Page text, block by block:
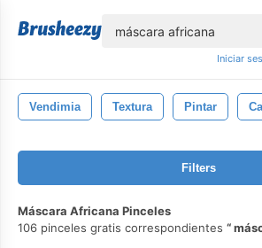
Iniciar
Vendimia Textura Pintar
Filters
Máscara Africana Pinceles
106 pinceles gratis correspondientes